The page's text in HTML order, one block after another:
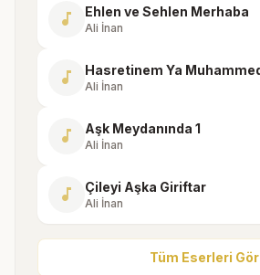
music_note Ehlen ve Sehlen Merhaba
Ali İnan
music_note Ali İnan
music_note Aşk Meydanında 1
Ali İnan
music_note Çileyi Aşka Giriftar
Ali İnan
Tüm Eserleri Gör